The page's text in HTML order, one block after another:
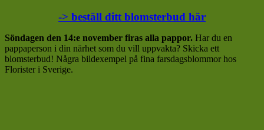
-> beställ ditt blomsterbud här
Söndagen den 14:e november firas alla pappor. Har du en
pappaperson i din närhet som du vill uppvakta? Skicka ett
blomsterbud! Några bildexempel på fina farsdagsblommor hos
Florister i Sverige.